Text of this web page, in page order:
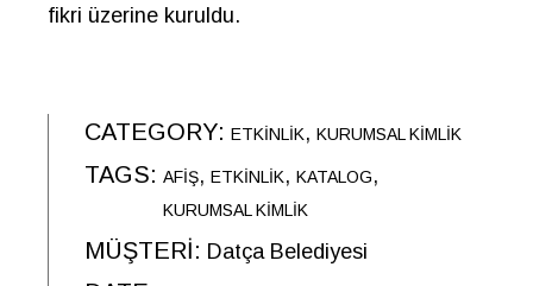
fikri üzerine kuruldu.
CATEGORY: ETKINLIK KURUMSAL KIMLIK
TAGS: AFIŞ ETKINLIK
KATALOG
KURUMSAL KIMLIK
MÜŞTERİ: Datça Belediyesi